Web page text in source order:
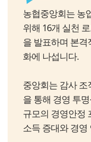
농협중앙회는 농
위해 16개 실천
을 발표하며 본
화에 나섭니다.
중앙회는 감사
을 통해 경영 투
규모의 경영안정
소득 증대와 경